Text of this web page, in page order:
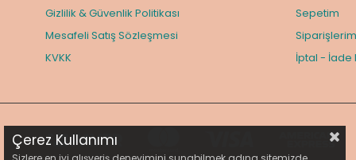
Gizlilik & Güvenlik Politikası
Mesafeli Satış Sözleşmesi
KVKK
Sepetim
Siparişlerim
İptal - İade
Çerez Kullanımı